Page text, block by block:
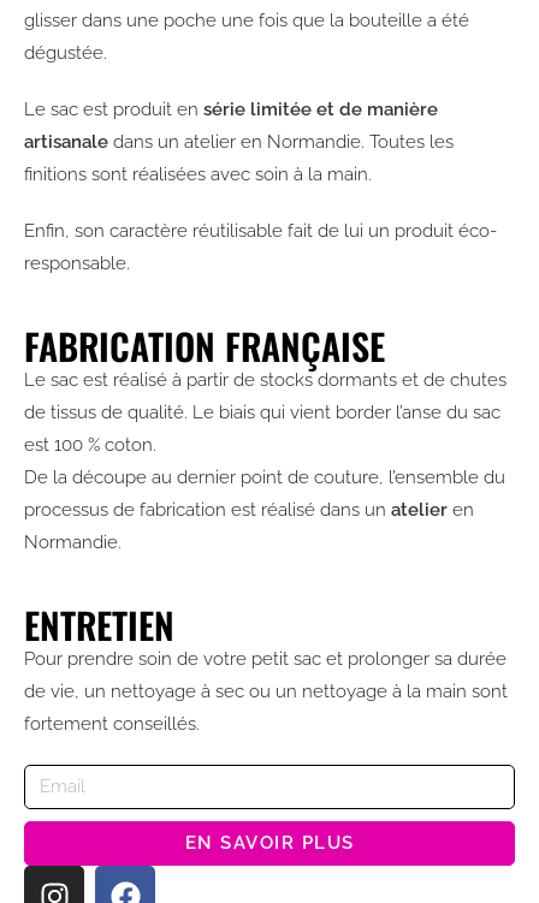
glisser dans une poche une fois que la bouteille a été
dégustée.
Le sac est produit en série limitée et de manière
artisanale dans un atelier en Normandie. Toutes les
finitions sont réalisées avec soin à la main.
Enfin, son caractère réutilisable fait de lui un produit éco-
responsable.
FABRICATION FRANÇAISE
Le sac est réalisé à partir de stocks dormants et de chutes
de tissus de qualité. Le biais qui vient border l’anse du sac
est 100 % coton.
De la découpe au dernier point de couture, l’ensemble du
processus de fabrication est réalisé dans un atelier en
Normandie.
ENTRETIEN
Pour prendre soin de votre petit sac et prolonger sa durée
de vie, un nettoyage à sec ou un nettoyage à la main sont
fortement conseillés.
EN SAVOIR PLUS